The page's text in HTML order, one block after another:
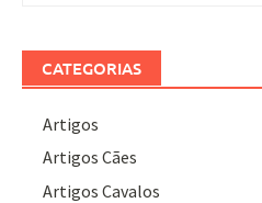
CATEGORIAS
Artigos
Artigos Cães
Artigos Cavalos